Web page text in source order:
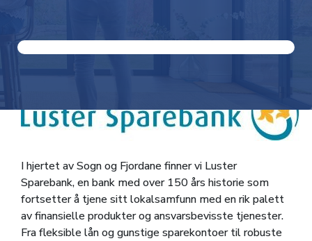
I hjertet av Sogn og Fjordane finner vi Luster
Sparebank, en bank med over 150 års historie som
fortsetter å tjene sitt lokalsamfunn med en rik palett
av finansielle produkter og ansvarsbevisste tjenester.
Fra fleksible lån og gunstige sparekontoer til robuste